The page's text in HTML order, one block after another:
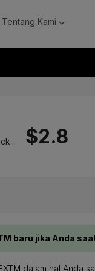
Tentang Kami
$2.8
baru jika Anda
dalam hal Anda